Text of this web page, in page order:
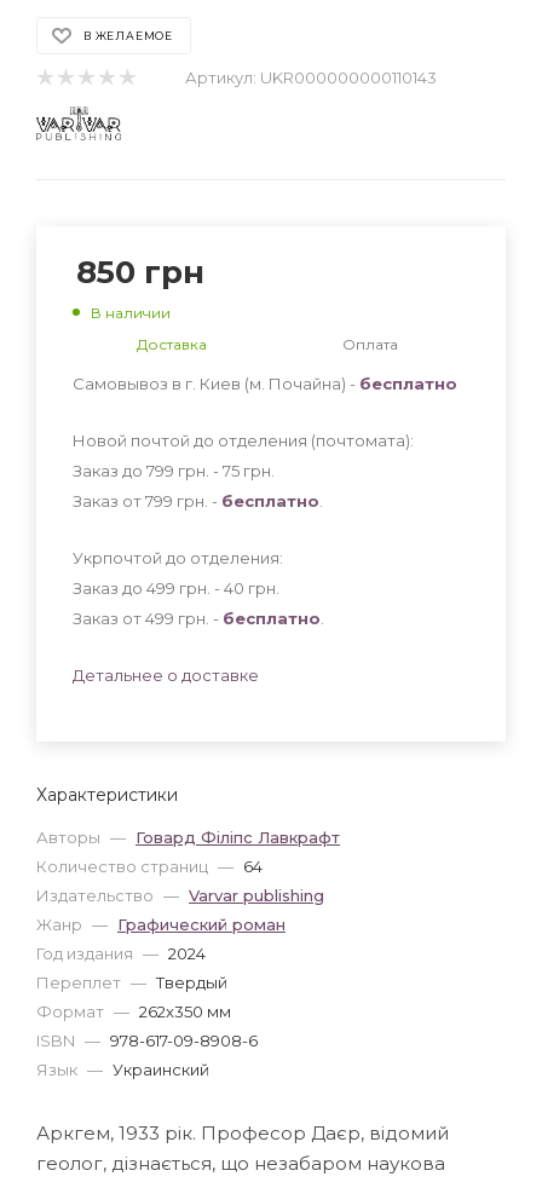
В ЖЕЛАЕМОЕ
Артикул: UKR000000000110143
Характеристики
Авторы — Говард Філіпс Лавкрафт
Количество страниц — 64
Издательство — Varvar publishing
Жанр — Графический роман
Год издания — 2024
Переплет — Твердый
Формат — 262x350 мм
ISBN — 978-617-09-8908-6
Язык — Украинский
850 грн
В наличии
Доставка
Оплата
Самовывоз в г. Киев (м. Почайна) - бесплатно
Новой почтой до отделения (почтомата):
Заказ до 799 грн. - 75 грн.
Заказ от 799 грн. - бесплатно.
Укрпочтой до отделения:
Заказ до 499 грн. - 40 грн.
Заказ от 499 грн. - бесплатно.
Детальнее о доставке
Аркгем, 1933 рік. Професор Даєр, відомий
геолог, дізнається, що незабаром наукова